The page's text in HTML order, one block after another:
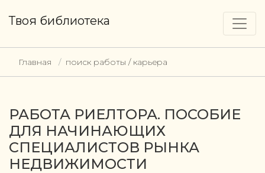
Твоя библиотека
Главная поиск работы / карьера
РАБОТА РИЕЛТОРА. ПОСОБИЕ
ДЛЯ НАЧИНАЮЩИХ
СПЕЦИАЛИСТОВ РЫНКА
НЕДВИЖИМОСТИ